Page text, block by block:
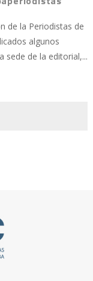
de la Periodistas de
algunos
sede de la editorial,...